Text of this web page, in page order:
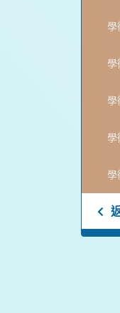
學
學
學
學
學